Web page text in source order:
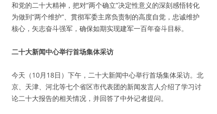
和党的二十大精神，把对“两个确立”决定性意义的深刻感悟转化
为做到“两个维护”、贯彻军委主席负责制的高度自觉，忠诚维护
核心，矢志奋斗强军，确保如期实现建军一百年奋斗目标。
二十大新闻中心举行首场集体采访
今天（10月18日）下午，二十大新闻中心举行首场集体采访。北
京、天津、河北等七个省区市代表团的新闻发言人介绍了学习讨
论二十大报告的相关情况，并回答了中外记者提问。